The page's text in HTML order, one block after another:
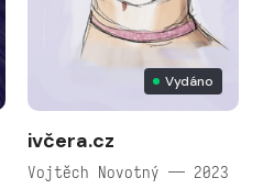
Vydáno
ivčera.cz
Vojtěch Novotný — 2023